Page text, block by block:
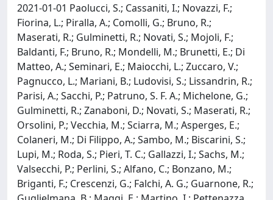
2021-01-01 Paolucci, S.; Cassaniti, I.; Novazzi, F.;
Fiorina, L.; Piralla, A.; Comolli, G.; Bruno, R.;
Maserati, R.; Gulminetti, R.; Novati, S.; Mojoli, F.;
Baldanti, F.; Bruno, R.; Mondelli, M.; Brunetti, E.; Di
Matteo, A.; Seminari, E.; Maiocchi, L.; Zuccaro, V.;
Pagnucco, L.; Mariani, B.; Ludovisi, S.; Lissandrin, R.;
Parisi, A.; Sacchi, P.; Patruno, S. F. A.; Michelone, G.;
Gulminetti, R.; Zanaboni, D.; Novati, S.; Maserati, R.;
Orsolini, P.; Vecchia, M.; Sciarra, M.; Asperges, E.;
Colaneri, M.; Di Filippo, A.; Sambo, M.; Biscarini, S.;
Lupi, M.; Roda, S.; Pieri, T. C.; Gallazzi, I.; Sachs, M.;
Valsecchi, P.; Perlini, S.; Alfano, C.; Bonzano, M.;
Briganti, F.; Crescenzi, G.; Falchi, A. G.; Guarnone, R.;